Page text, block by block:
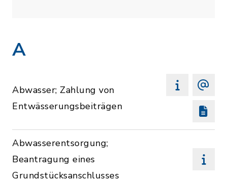
A
Abwasser; Zahlung von
Entwässerungsbeiträgen
Abwasserentsorgung;
Beantragung eines
Grundstücksanschlusses